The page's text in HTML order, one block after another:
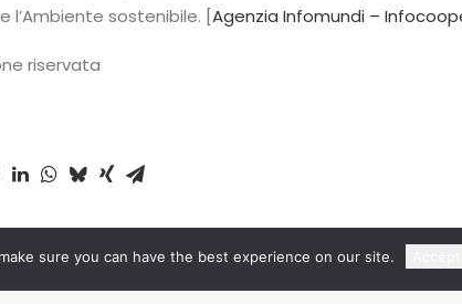
l’Ambiente sostenibile. [Agenzia Infomundi –
riservata
sure you can have the best experience on our site.